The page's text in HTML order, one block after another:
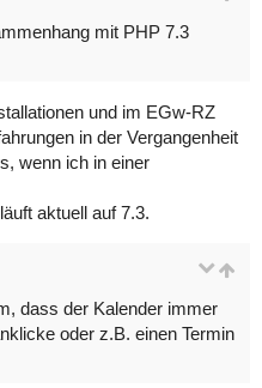
mit PHP 7.3
und im EGw-RZ
in der Vergangenheit
wenn ich in einer
aktuell auf 7.3.
dass der Kalender immer
oder z.B. einen Termin